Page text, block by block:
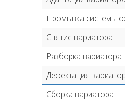
Промывка системы
Снятие вариатора
Разборка вариатора
Дефектация
Сборка вариатора